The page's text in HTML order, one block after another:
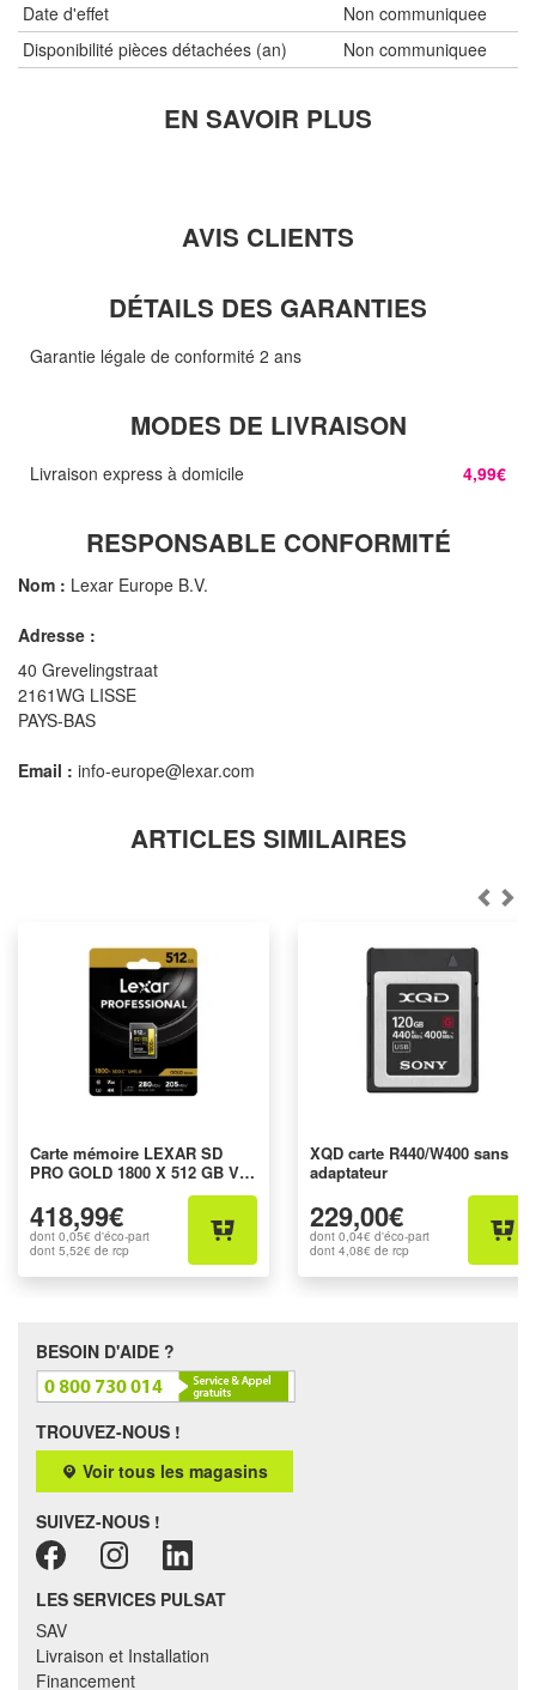
Date d'effet
Non communiquee
Disponibilité pièces détachées (an)
Non communiquee
EN SAVOIR PLUS
AVIS CLIENTS
DÉTAILS DES GARANTIES
Garantie légale de conformité 2 ans
MODES DE LIVRAISON
Livraison express à domicile 4,99€
RESPONSABLE CONFORMITÉ
Nom : Lexar Europe B.V.
Adresse :
40 Grevelingstraat
2161WG LISSE
PAYS-BAS
Email : info-europe@lexar.com
ARTICLES SIMILAIRES
Carte mémoire LEXAR SD
PRO GOLD 1800 X 512 GB V
418,99€
dont 0,05€ d'éco-part
dont 5,52€ de rcp
XQD carte R440/W400 sans
adaptateur
229,00€
dont 0,04€ d'éco-part
dont 4,08€ de rcp
BESOIN D'AIDE ?
TROUVEZ-NOUS !
Voir tous les magasins
SUIVEZ-NOUS !
LES SERVICES PULSAT
SAV
Livraison et Installation
Financement